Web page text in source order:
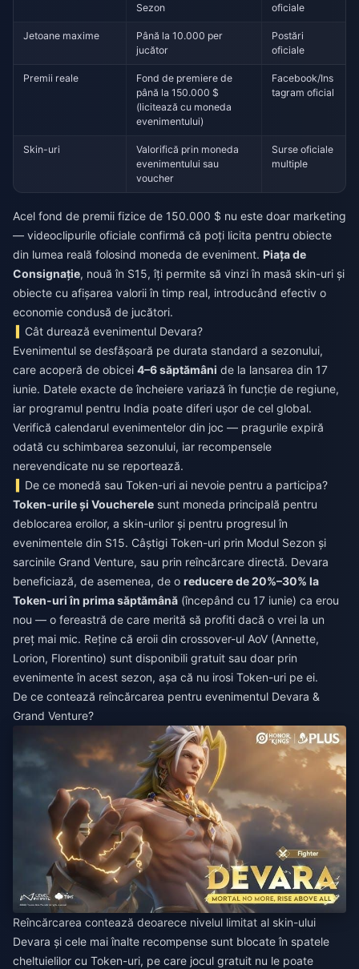
Sezon
oficiale
Jetoane maxime
Până la 10.000 per
jucător
Postări
oficiale
Premii reale
Fond de premiere de
până la 150.000 $
(licitează cu moneda
evenimentului)
Facebook/Ins
tagram oficial
Skin-uri
Valorifică prin moneda
evenimentului sau
voucher
Surse oficiale
multiple
Acel fond de premii fizice de 150.000 $ nu este doar marketing
— videoclipurile oficiale confirmă că poți licita pentru obiecte
din lumea reală folosind moneda de eveniment. Piața de
Consignație, nouă în S15, îți permite să vinzi în masă skin-uri și
obiecte cu afișarea valorii în timp real, introducând efectiv o
economie condusă de jucători.
Cât durează evenimentul Devara?
Evenimentul se desfășoară pe durata standard a sezonului,
care acoperă de obicei 4–6 săptămâni de la lansarea din 17
iunie. Datele exacte de încheiere variază în funcție de regiune,
iar programul pentru India poate diferi ușor de cel global.
Verifică calendarul evenimentelor din joc — pragurile expiră
odată cu schimbarea sezonului, iar recompensele
nerevendicate nu se reportează.
De ce monedă sau Token-uri ai nevoie pentru a participa?
Token-urile și Voucherele sunt moneda principală pentru
deblocarea eroilor, a skin-urilor și pentru progresul în
evenimentele din S15. Câștigi Token-uri prin Modul Sezon și
sarcinile Grand Venture, sau prin reîncărcare directă. Devara
beneficiază, de asemenea, de o reducere de 20%–30% la
Token-uri în prima săptămână (începând cu 17 iunie) ca erou
nou — o fereastră de care merită să profiti dacă o vrei la un
preț mai mic. Reține că eroii din crossover-ul AoV (Annette,
Lorion, Florentino) sunt disponibili gratuit sau doar prin
evenimente în acest sezon, așa că nu irosi Token-uri pe ei.
De ce contează reîncărcarea pentru evenimentul Devara &
Grand Venture?
Reîncărcarea contează deoarece nivelul limitat al skin-ului
Devara și cele mai înalte recompense sunt blocate în spatele
cheltuielilor cu Token-uri, pe care jocul gratuit nu le poate